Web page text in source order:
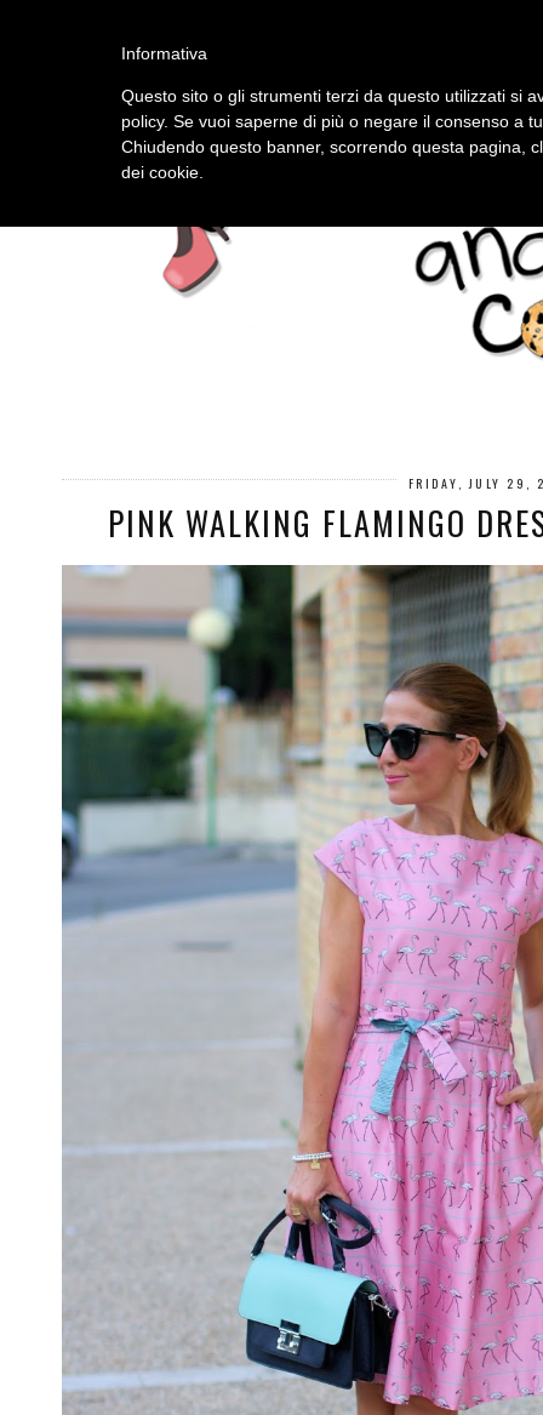
FRIDAY, JULY 29,
PINK WALKING FLAMINGO
Informativa
Questo sito o gli strumenti terzi da questo utilizzati si
policy. Se vuoi saperne di più o negare il consenso a
Chiudendo questo banner, scorrendo questa pagina,
dei cookie.